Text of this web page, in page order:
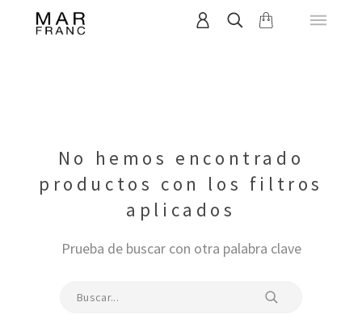
No hemos encontrado
productos con los filtros
aplicados
Prueba de buscar con otra palabra clave